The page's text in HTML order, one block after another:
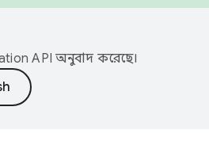
API অনুবাদ করেছে।